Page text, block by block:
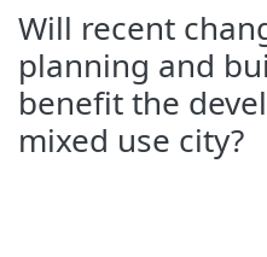
Will recent
planning and
benefit the
mixed use city?